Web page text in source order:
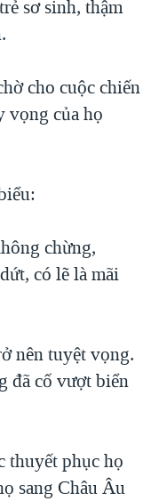
sơ sinh, thậm
cho cuộc chiến
vọng của họ
chừng,
có lẽ là mãi
nên tuyệt vọng.
đã cố vượt biển
thuyết phục họ
sang Châu Âu